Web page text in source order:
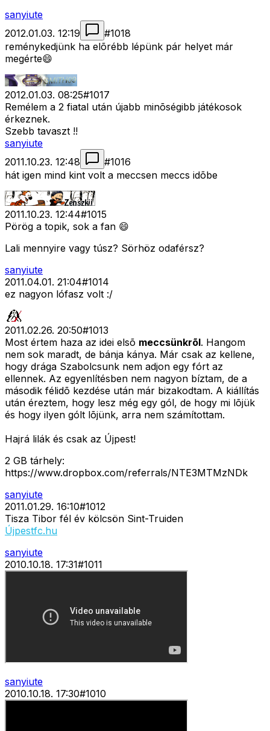
sanyiute
2012.01.03. 12:19
#1018
reménykedjünk ha elõrébb lépünk pár helyet már
megérte😄
2012.01.03. 08:25#1017
Remélem a 2 fiatal után újabb minõségibb játékosok
érkeznek.
Szebb tavaszt !!
sanyiute
2011.10.23. 12:48
#1016
hát igen mind kint volt a meccsen meccs idõbe
2011.10.23. 12:44#1015
Pörög a topik, sok a fan 😄
Lali mennyire vagy túsz? Sörhöz odaférsz?
sanyiute
2011.04.01. 21:04#1014
ez nagyon lófasz volt :/
2011.02.26. 20:50#1013
Most értem haza az idei elsõ meccsünkrõl. Hangom
nem sok maradt, de bánja kánya. Már csak az kellene,
hogy drága Szabolcsunk nem adjon egy fórt az
ellennek. Az egyenlítésben nem nagyon bíztam, de a
második félidõ kezdése után már bizakodtam. A kiállítás
után éreztem, hogy lesz még egy gól, de hogy mi lõjük
és hogy ilyen gólt lõjünk, arra nem számítottam.
Hajrá lilák és csak az Újpest!
2 GB tárhely:
https://www.dropbox.com/referrals/NTE3MTMzNDk
sanyiute
2011.01.29. 16:10#1012
Tisza Tibor fél év kölcsön Sint-Truiden
Újpestfc.hu
sanyiute
2010.10.18. 17:31#1011
sanyiute
2010.10.18. 17:30#1010